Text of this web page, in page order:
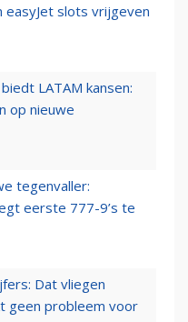
easyJet slots vrijgeven
LATAM kansen:
op nieuwe
tegenvaller:
eerste 777-9’s te
Dat vliegen
geen probleem voor